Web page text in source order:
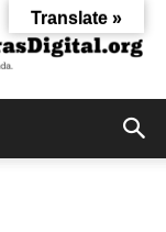
Translate »